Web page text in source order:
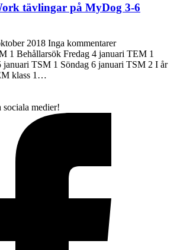
tävlingar på MyDog 3-6
2018 Inga kommentarer
1 Behållarsök Fredag 4 januari TEM 1
januari TSM 1 Söndag 6 januari TSM 2 I år
klass 1…
sociala medier!